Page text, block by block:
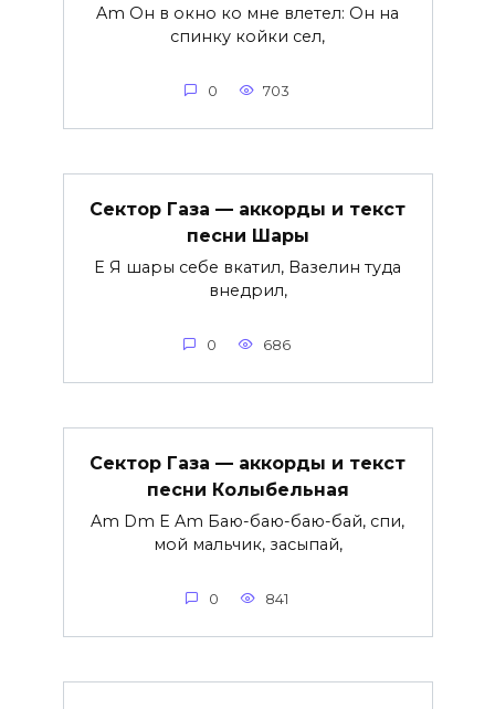
Am Он в окно ко мне влетел: Он на
спинку койки сел,
0 703
Сектор Газа — аккорды и текст
песни Шары
E Я шары себе вкатил, Вазелин туда
внедрил,
0 686
Сектор Газа — аккорды и текст
песни Колыбельная
Am Dm E Am Баю-баю-баю-бай, спи,
мой мальчик, засыпай,
0 841